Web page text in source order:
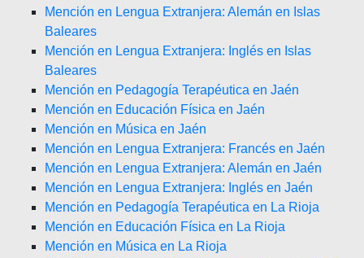
Mención en Lengua Extranjera: Alemán en Islas
Baleares
Mención en Lengua Extranjera: Inglés en Islas
Baleares
Mención en Pedagogía Terapéutica en Jaén
Mención en Educación Física en Jaén
Mención en Música en Jaén
Mención en Lengua Extranjera: Francés en Jaén
Mención en Lengua Extranjera: Alemán en Jaén
Mención en Lengua Extranjera: Inglés en Jaén
Mención en Pedagogía Terapéutica en La Rioja
Mención en Educación Física en La Rioja
Mención en Música en La Rioja